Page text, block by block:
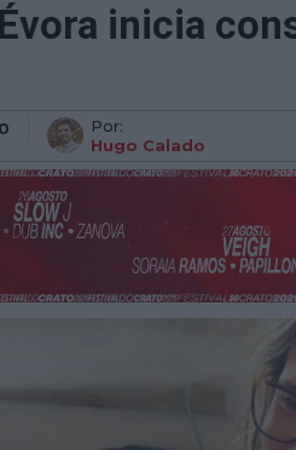
inicia
Por:
Hugo Calado